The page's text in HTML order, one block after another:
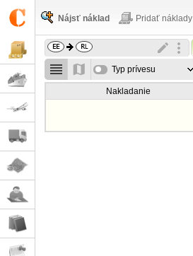
Nájsť náklad Pridať náklady
Typ prívesu
Nakladanie